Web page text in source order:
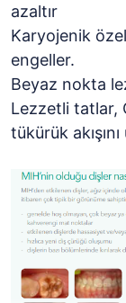
azaltır
Karyojenik
engeller.
Beyaz nokta
Lezzetli tatlar,
tükürük akışını